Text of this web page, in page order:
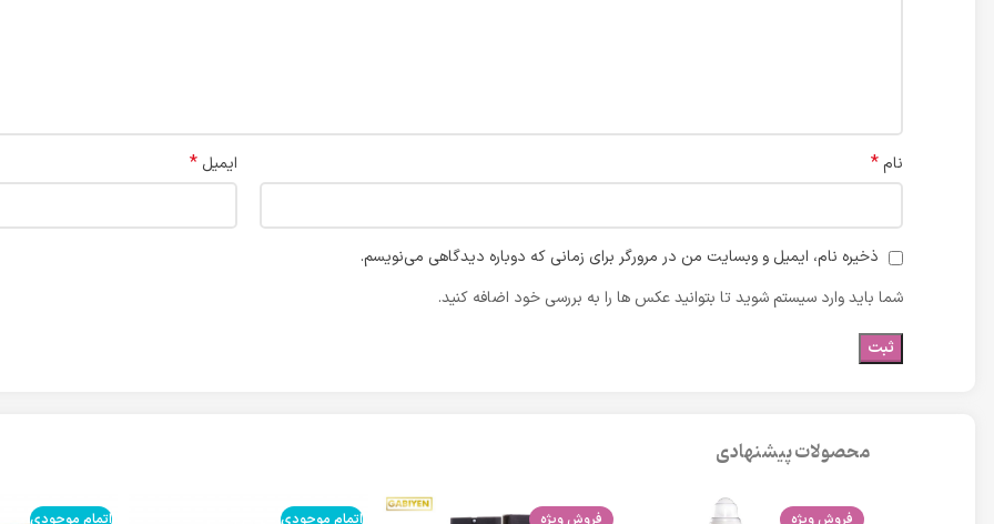
نام * ایمیل *
ذخیره نام، ایمیل و وبسایت من در مرورگر برای زمانی که دوباره دیدگاهی می‌نویسم.
شما باید وارد سیستم شوید تا بتوانید عکس ها را به بررسی خود اضافه کنید.
محصولات پیشنهادی
فروش ویژه
فروش ویژه
اتمام موجودی اتمام موجودی